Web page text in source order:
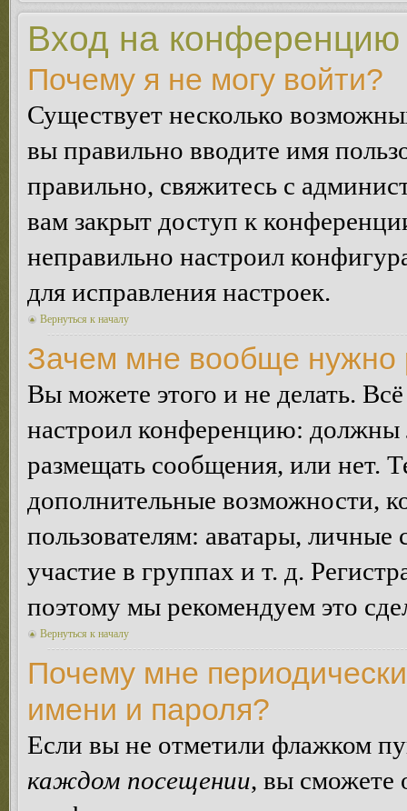
Вход на конференцию
Почему я не могу войти?
Существует несколько
вы правильно вводите имя
правильно, свяжитесь с
вам закрыт доступ к
неправильно настроил
для исправления настроек.
Вернуться к началу
Зачем мне вообще нужно
Вы можете этого и не делать.
настроил конференцию: должны
размещать сообщения, или нет.
дополнительные возможности,
пользователям: аватары,
участие в группах и т. д.
поэтому мы рекомендуем это
Вернуться к началу
Почему мне
имени и пароля?
Если вы не отметили флажком
каждом посещении, вы сможете